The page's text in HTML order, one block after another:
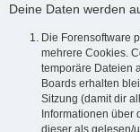
Deine Daten werden
Die Forensoftware
mehrere Cookies.
temporäre Dateien
Boards erhalten
Sitzung (damit dir
Informationen über
dieser als gelesen/